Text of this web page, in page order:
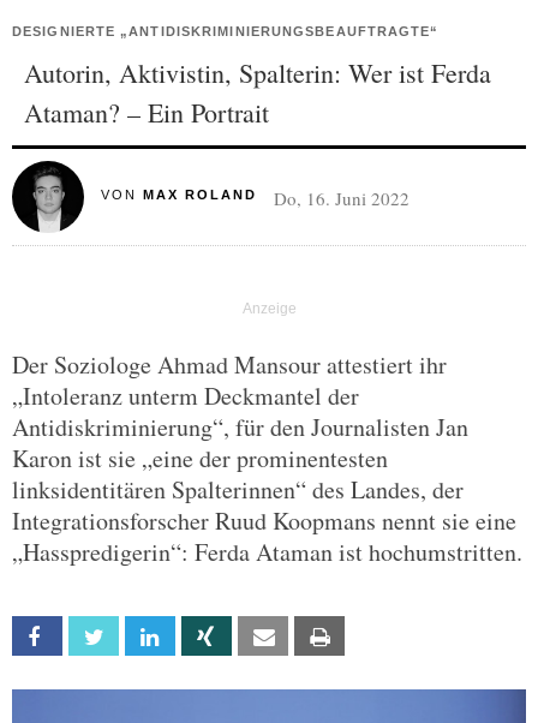
DESIGNIERTE „ANTIDISKRIMINIERUNGSBEAUFTRAGTE“
Autorin, Aktivistin, Spalterin: Wer ist Ferda
Ataman? – Ein Portrait
VON MAX ROLAND Do, 16. Juni 2022
Der Soziologe Ahmad Mansour attestiert ihr
„Intoleranz unterm Deckmantel der
Antidiskriminierung“, für den Journalisten Jan
Karon ist sie „eine der prominentesten
linksidentitären Spalterinnen“ des Landes, der
Integrationsforscher Ruud Koopmans nennt sie eine
„Hasspredigerin“: Ferda Ataman ist hochumstritten.
Facebook Twitter Linkedin Xing Email